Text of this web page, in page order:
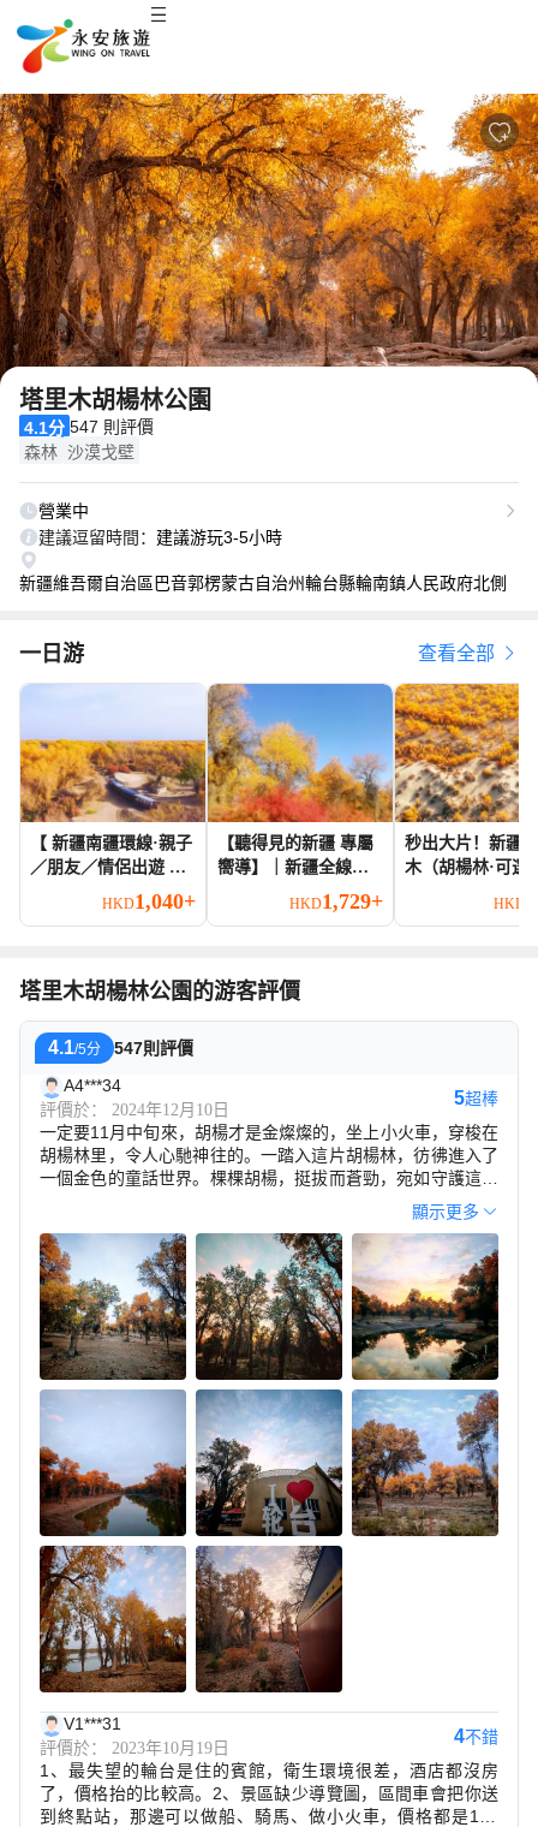
2 /20
塔里木胡楊林公園
4.1分 547 則評價
森林 沙漠戈壁
營業中
建議逗留時間： 建議游玩3-5小時
新疆維吾爾自治區巴音郭楞蒙古自治州輪台縣輪南鎮人民政府北側
一日游 查看全部
【 新疆南疆環線·親子
／朋友／情侶出遊 】
專屬你的新疆一日遊
HKD1,040+
【聽得見的新疆 專屬
嚮導】｜新疆全線地
陪服務，行程規劃+專
業講解｜北疆南疆全
HKD1,729+
秒出大片！新疆
木（胡楊林·可選
HKD
塔里木胡楊林公園的游客評價
4.1/5分
547則評價
A4***34
評價於： 2024年12月10日
5超棒
一定要11月中旬來，胡楊才是金燦燦的，坐上小火車，穿梭在
胡楊林里，令人心馳神往的。一踏入這片胡楊林，彷彿進入了
一個金色的童話世界。棵棵胡楊，挺拔而蒼勁，宛如守護這片
土地的勇士，歷經風霜雨雪，依然屹立不倒。    這裏的胡楊林
景觀壯麗非凡，每一棵樹都像是大自然的傑作，樹榦粗壯，枝
恭弘=叶 恭弘繁茂，展現出一種堅韌不拔的生命力。陽光透過
樹恭弘=叶 恭弘的縫隙灑落下來，斑駁陸離的光影在地面上跳
躍，給這片胡楊林增添了一抹神秘與浪漫的色彩。   生態環境
方面，塔里木胡楊林公園擁有得天獨厚的自然條件。這裏空氣
清新，鳥語花香，彷彿是一個遠離塵囂的世外桃源。各種野生
動物在這裏棲息繁衍，與胡楊林共同構成了一個和諧共生的生
態系統。遊客們在這片胡楊林中流連忘返，他們或拍照留念，
或漫步其中，感受着胡楊林的獨特魅力。   對我而言，塔里木
胡楊林公園不僅是一處自然美景，更是一部生動的教科書。它
讓我深刻感受到了大自然的偉大與神奇，也讓我更加珍惜和愛
護我們賴以生存的環境。每一次來到這裏，我都能收穫一份寧
靜與感動，彷彿
顯示更多
V1***31
評價於： 2023年10月19日
4不錯
1、最失望的輪台是住的賓館，衛生環境很差，酒店都沒房
了，價格抬的比較高。2、景區缺少導覽圖，區間車會把你送
到終點站，那邊可以做船、騎馬、做小火車，價格都是100